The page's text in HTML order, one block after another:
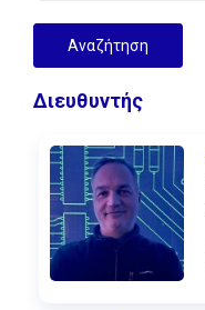
Διευθυντής